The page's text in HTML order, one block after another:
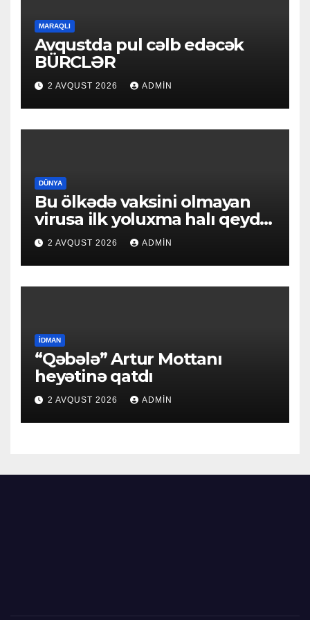
MARAQLI
Avqustda pul cəlb edəcək
BÜRCLƏR
2 AVQUST 2026 ADMIN
DÜNYA
Bu ölkədə vaksini olmayan
virusa ilk yoluxma halı qeydə
alındı
2 AVQUST 2026 ADMIN
İDMAN
“Qəbələ” Artur Mottanı
heyətinə qatdı
2 AVQUST 2026 ADMIN